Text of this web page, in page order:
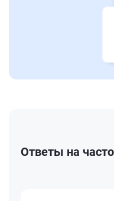
Ответы на